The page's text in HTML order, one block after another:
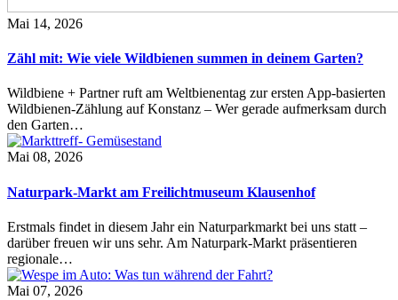
Mai 14, 2026
Zähl mit: Wie viele Wildbienen summen in deinem Garten?
Wildbiene + Partner ruft am Weltbienentag zur ersten App-basierten
Wildbienen-Zählung auf Konstanz – Wer gerade aufmerksam durch
den Garten…
Mai 08, 2026
Naturpark-Markt am Freilichtmuseum Klausenhof
Erstmals findet in diesem Jahr ein Naturparkmarkt bei uns statt –
darüber freuen wir uns sehr. Am Naturpark-Markt präsentieren
regionale…
Mai 07, 2026